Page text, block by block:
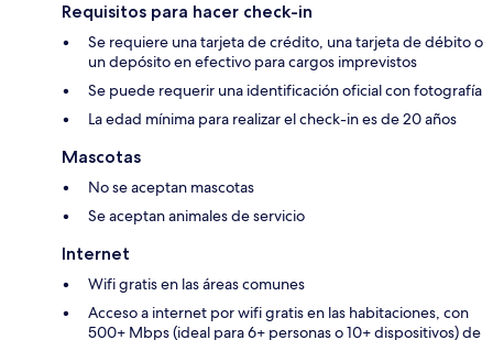
Requisitos para hacer check-in
Se requiere una tarjeta de crédito, una tarjeta de débito o
un depósito en efectivo para cargos imprevistos
Se puede requerir una identificación oficial con fotografía
La edad mínima para realizar el check-in es de 20 años
Mascotas
No se aceptan mascotas
Se aceptan animales de servicio
Internet
Wifi gratis en las áreas comunes
Acceso a internet por wifi gratis en las habitaciones, con
500+ Mbps (ideal para 6+ personas o 10+ dispositivos) de